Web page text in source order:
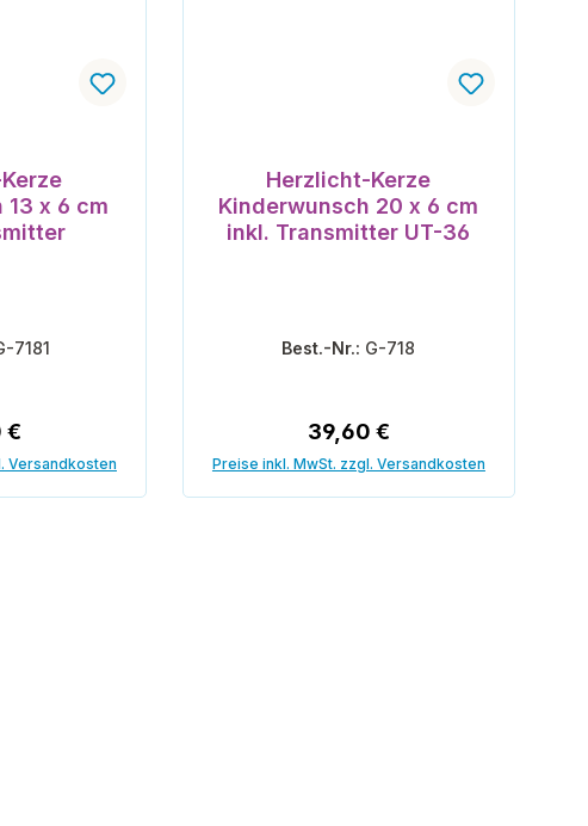
x 6 cm
7181
Preis:
€
Versandkosten
Herzlicht-Kerze
Kinderwunsch 20 x 6 cm
inkl. Transmitter UT-36
Best.-Nr.: G-718
Regulärer Preis:
39,60 €
Preise inkl. MwSt. zzgl. Versandkosten